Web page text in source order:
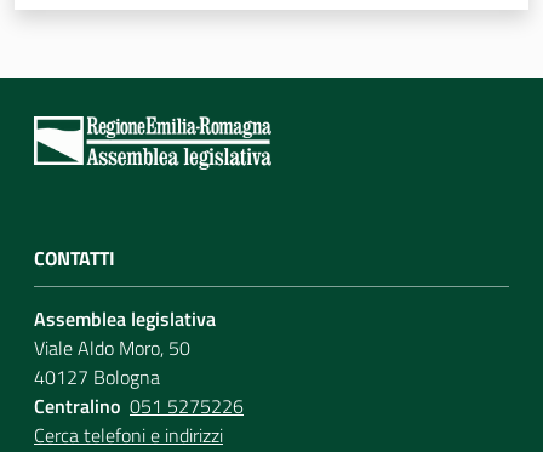
Per i cittadini
CONTATTI
Assemblea legislativa
Viale Aldo Moro, 50
40127 Bologna
Centralino 051 5275226
Cerca telefoni e indirizzi